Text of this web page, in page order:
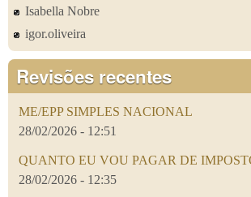
Isabella Nobre
igor.oliveira
Revisões recentes
ME/EPP SIMPLES NACIONAL
28/02/2026 - 12:51
QUANTO EU VOU PAGAR DE
28/02/2026 - 12:35